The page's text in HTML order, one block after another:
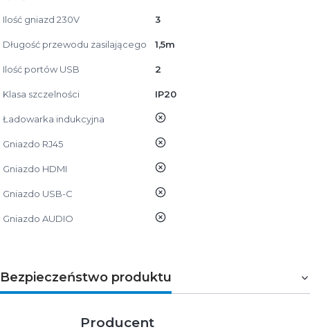
Ilość gniazd 230V 3
Długość przewodu zasilającego 1,5m
Ilość portów USB 2
Klasa szczelności IP20
Ładowarka indukcyjna nie
Gniazdo RJ45 nie
Gniazdo HDMI nie
Gniazdo USB-C nie
Gniazdo AUDIO nie
Bezpieczeństwo produktu
Producent